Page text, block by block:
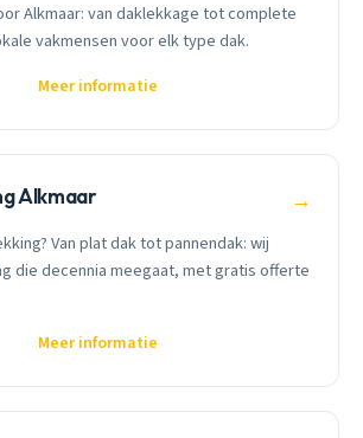
Alkmaar: van daklekkage tot complete
vakmensen voor elk type dak.
Meer informatie
Alkmaar →
Van plat dak tot pannendak: wij
die decennia meegaat, met gratis offerte
Meer informatie